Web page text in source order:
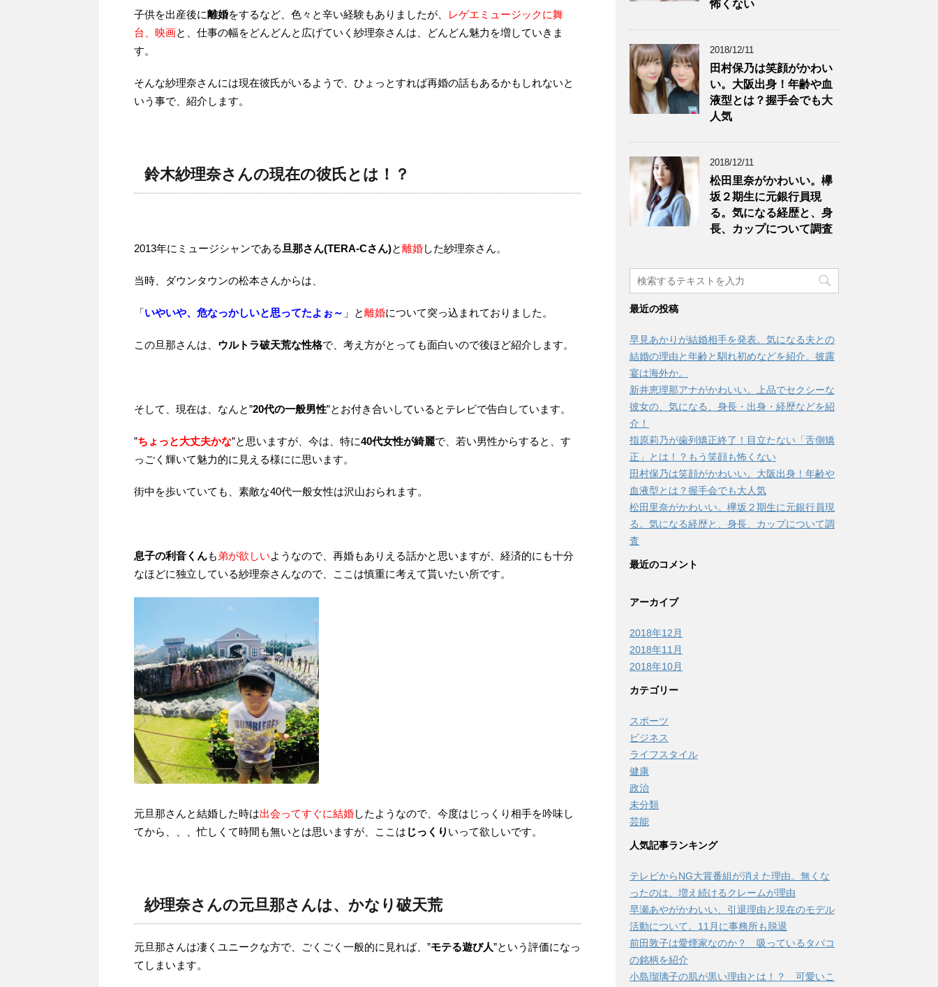
子供を出産後に離婚をするなど、色々と辛い経験もありましたが、
レゲエミュージックに舞
台、映画と、仕事の幅をどんどんと広げていく紗理奈さんは、どんどん魅力を増していきま
す。
そんな紗理奈さんには現在彼氏がいるようで、ひょっとすれば再婚の話もあるかもしれないと
いう事で、紹介します。
鈴木紗理奈さんの現在の彼氏とは！？
2013年にミュージシャンである旦那さん(TERA-Cさん)と離婚した紗理奈さん。
当時、ダウンタウンの松本さんからは、
「いやいや、危なっかしいと思ってたよぉ～ 」と離婚について突っ込まれておりました。
この旦那さんは、 ウルトラ破天荒な性格で、考え方がとっても面白いので後ほど紹介します。
そして、現在は、なんと”20代の一般男性”とお付き合いしているとテレビで告白しています。
”ちょっと大丈夫かな”と思いますが、今は、特に40代女性が綺麗で、若い男性からすると、す
っごく輝いて魅力的に見える様にに思います。
街中を歩いていても、素敵な40代一般女性は沢山おられます。
息子の利音くんも 弟が欲しいようなので、再婚もありえる話かと思いますが、経済的にも十分
なほどに独立している紗理奈さんなので、ここは慎重に考えて貰いたい所です。
元旦那さんと結婚した時は出会ってすぐに結婚したようなので、今度はじっくり相手を吟味し
てから、、、忙しくて時間も無いとは思いますが、ここは じっくり いって欲しいです。
紗理奈さんの元旦那さんは、かなり破天荒
元旦那さんは凄くユニークな方で、ごくごく一般的に見れば、”モテる遊び人”という評価になっ
てしまいます。
怖くない
2018/12/11
田村保乃は笑顔がかわい
い。大阪出身！年齢や血
液型とは？握手会でも大
人気
2018/12/11
松田里奈がかわいい。欅
坂２期生に元銀行員現
る。気になる経歴と、身
長、カップについて調査
最近の投稿
早見あかりが結婚相手を発表。気になる夫との
結婚の理由と年齢と馴れ初めなどを紹介。披露
宴は海外か。
新井恵理那アナがかわいい。上品でセクシーな
彼女の、気になる、身長・出身・経歴などを紹
介！
指原莉乃が歯列矯正終了！目立たない「舌側矯
正」とは！？もう笑顔も怖くない
田村保乃は笑顔がかわいい。大阪出身！年齢や
血液型とは？握手会でも大人気
松田里奈がかわいい。欅坂２期生に元銀行員現
る。気になる経歴と、身長、カップについて調
査
最近のコメント
アーカイブ
2018年12月
2018年11月
2018年10月
カテゴリー
スポーツ
ビジネス
ライフスタイル
健康
政治
未分類
芸能
人気記事ランキング
テレビからNG大賞番組が消えた理由。無くな
ったのは、増え続けるクレームが理由
早瀬あやがかわいい、引退理由と現在のモデル
活動について。11月に事務所も脱退
前田敦子は愛煙家なのか？ 吸っているタバコ
の銘柄を紹介
小島瑠璃子の肌が黒い理由とは！？ 可愛いこ